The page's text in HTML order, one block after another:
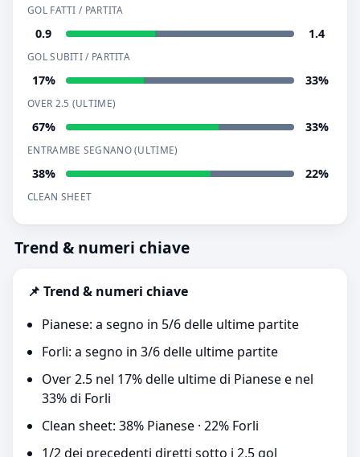
GOL FATTI / PARTITA
0.9 1.4
GOL SUBITI / PARTITA
17% 33%
OVER 2.5 (ULTIME)
67% 33%
ENTRAMBE SEGNANO (ULTIME)
38% 22%
CLEAN SHEET
Trend & numeri chiave
📌 Trend & numeri chiave
Pianese: a segno in 5/6 delle ultime partite
Forli: a segno in 3/6 delle ultime partite
Over 2.5 nel 17% delle ultime di Pianese e nel
33% di Forli
Clean sheet: 38% Pianese · 22% Forli
1/2 dei precedenti diretti sotto i 2,5 gol